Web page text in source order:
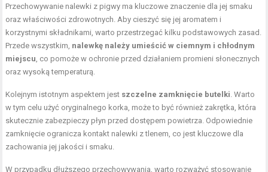
Przechowywanie nalewki z pigwy ma kluczowe znaczenie dla jej smaku
oraz właściwości zdrowotnych. Aby cieszyć się jej aromatem i
korzystnymi składnikami, warto przestrzegać kilku podstawowych zasad.
Przede wszystkim, nalewkę należy umieścić w ciemnym i chłodnym
miejscu, co pomoże w ochronie przed działaniem promieni słonecznych
oraz wysoką temperaturą.
Kolejnym istotnym aspektem jest szczelne zamknięcie butelki. Warto
w tym celu użyć oryginalnego korka, może to być również zakrętka, która
skutecznie zabezpieczy płyn przed dostępem powietrza. Odpowiednie
zamknięcie ogranicza kontakt nalewki z tlenem, co jest kluczowe dla
zachowania jej jakości i smaku.
W przypadku dłuższego przechowywania, warto rozważyć stosowanie